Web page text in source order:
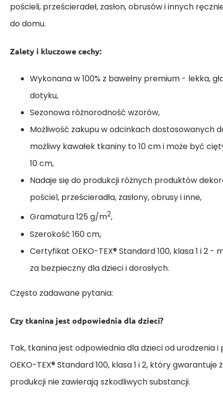
pościeli, prześcieradeł, zasłon, obrusów i innych
do domu.
Zalety i kluczowe cechy:
Wykonana w 100% z bawełny premium - lekka,
dotyku,
Sezonowa różnorodność wzorów,
Możliwość zakupu w odcinkach dostosowanych
możliwy kawałek tkaniny to 10 cm i może być
10 cm,
Nadaje się do produkcji różnych produktów
pościel, prześcieradła, zasłony, obrusy i inne,
Gramatura 125 g/m2,
Szerokość 160 cm,
Certyfikat OEKO-TEX® Standard 100, klasa 1 i 2 -
za bezpieczny dla dzieci i dorosłych.
Często zadawane pytania:
Czy tkanina jest odpowiednia dla dzieci?
Tak, tkanina jest odpowiednia dla dzieci od urodzenia
OEKO-TEX® Standard 100, klasa 1 i 2, który gwarantuje
produkcji nie zawierają szkodliwych substancji.